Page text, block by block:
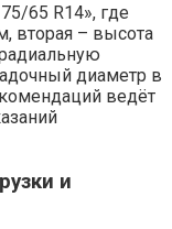
65 R14», где
вторая – высота
диаметр в
ведёт
и